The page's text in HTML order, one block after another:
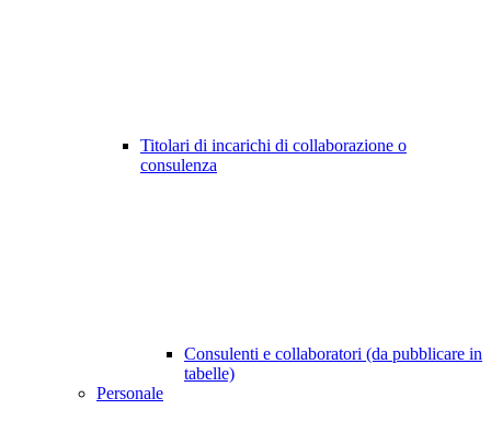
Titolari di incarichi di collaborazione o
consulenza
Consulenti e collaboratori (da pubblicare in
tabelle)
Personale